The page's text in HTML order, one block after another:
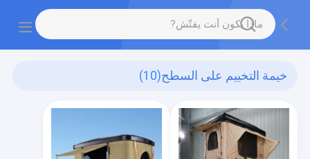
خيمة التخييم على السطح(10)